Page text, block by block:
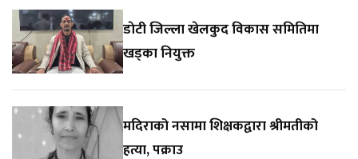
डाेटी जिल्ला खेलकुद विकास समितिमा
खड्का नियुक्त
मदिराको नसामा शिक्षकद्वारा श्रीमतीको
हत्या, पक्राउ